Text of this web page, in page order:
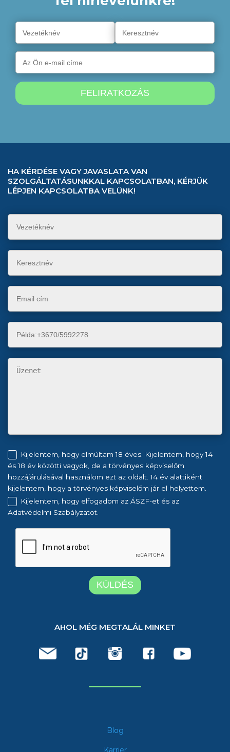
HA KÉRDÉSE VAGY JAVASLATA VAN
SZOLGÁLTATÁSUNKKAL KAPCSOLATBAN, KÉRJÜK
LÉPJEN KAPCSOLATBA VELÜNK!
Kijelentem, hogy elmúltam 18 éves. Kijelentem, hogy 14
és 18 év közötti vagyok, de a törvényes képviselőm
hozzájárulásával használom ezt az oldalt. 14 év alattiként
kijelentem, hogy a törvényes képviselőm jár el helyettem.
Kijelentem, hogy elfogadom az ÁSZF-et és az
Adatvédelmi Szabályzatot.
AHOL MÉG MEGTALÁL MINKET
Blog
Karrier